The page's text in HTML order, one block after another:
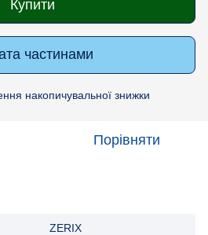
Купити
частинами
накопичувальної знижки
Порівняти
ZERIX